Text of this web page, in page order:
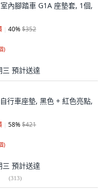
內腳踏車 G1A 座墊套, 1個,
40%$352
)
三 預計送達
行車座墊, 黑色 + 紅色亮點,
58%$421
)
三 預計送達
(313)